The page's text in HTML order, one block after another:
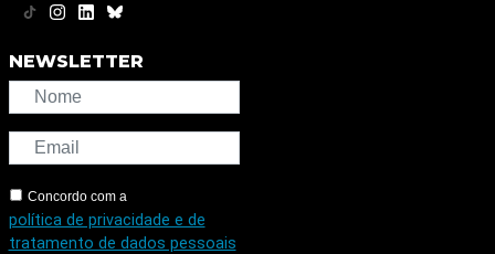
NEWSLETTER
Concordo com a
política de privacidade e de
tratamento de dados pessoais